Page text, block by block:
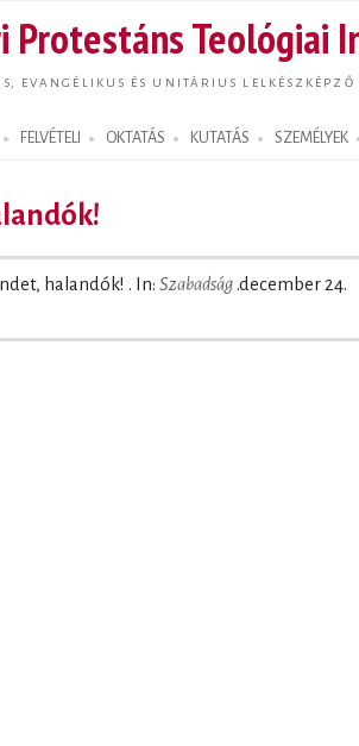
Protestáns Teológiai
EVANGÉLIKUS ÉS UNITÁRIUS LELKÉSZKÉPZŐ
FELVÉTELI OKTATÁS KUTATÁS SZEMÉLYEK
halandók! . In: Szabadság .december 24.